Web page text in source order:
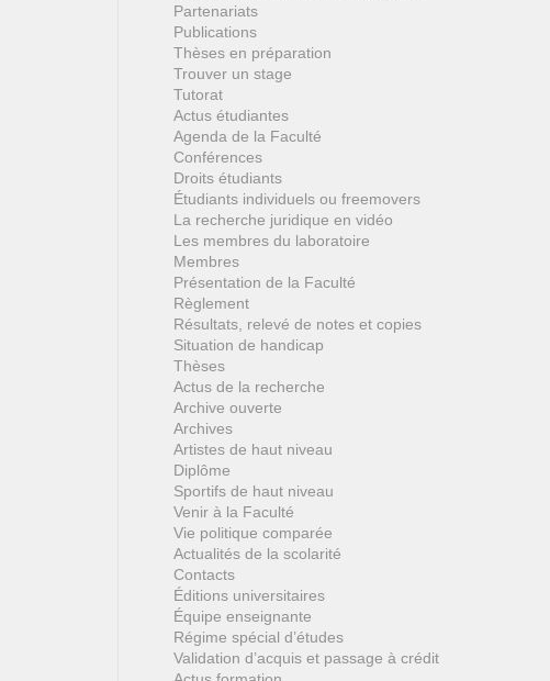
Partenariats
Publications
Thèses en préparation
Trouver un stage
Tutorat
Actus étudiantes
Agenda de la Faculté
Conférences
Droits étudiants
Étudiants individuels ou freemovers
La recherche juridique en vidéo
Les membres du laboratoire
Membres
Présentation de la Faculté
Règlement
Résultats, relevé de notes et copies
Situation de handicap
Thèses
Actus de la recherche
Archive ouverte
Archives
Artistes de haut niveau
Diplôme
Sportifs de haut niveau
Venir à la Faculté
Vie politique comparée
Actualités de la scolarité
Contacts
Éditions universitaires
Équipe enseignante
Régime spécial d’études
Validation d’acquis et passage à crédit